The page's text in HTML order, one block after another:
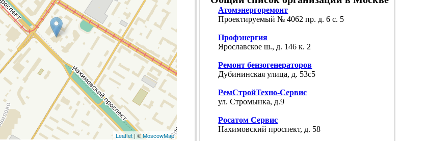
Leaflet | ©MoscowMap
Атомэнергоремонт
Проектируемый № 4062 пр. д. 6 с. 5
Профэнергия
Ярославское ш., д. 146 к. 2
Ремонт бензогенераторов
Дубининская улица, д. 53с5
РемСтройТехно-Сервис
ул. Стромынка, д.9
Росатом Сервис
Нахимовский проспект, д. 58